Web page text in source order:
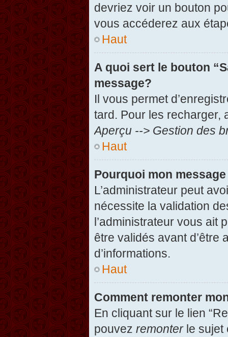
devriez voir un bouton
vous accéderez aux
Haut
A quoi sert le bouton
message?
Il vous permet
tard. Pour les recharger,
Aperçu --> Gestion des
Haut
Pourquoi mon
L’administrateur peut
nécessite la validation
l’administrateur vous ait
être validés avant d’être
d’informations.
Haut
Comment remonter
En cliquant sur le lien
pouvez remonterle sujet